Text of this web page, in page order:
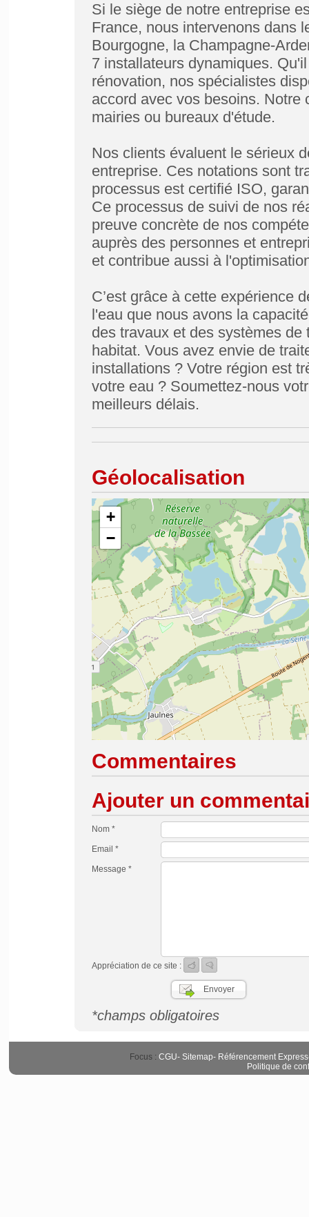
Si le siège de notre entreprise
France, nous intervenons dans
Bourgogne, la Champagne-
7 installateurs dynamiques.
rénovation, nos spécialistes
accord avec vos besoins. Notre
mairies ou bureaux d'étude.
Nos clients évaluent le sérieux
entreprise. Ces notations sont
processus est certifié ISO,
Ce processus de suivi de nos
preuve concrète de nos
auprès des personnes et
et contribue aussi à
C’est grâce à cette expérience
l'eau que nous avons la
des travaux et des systèmes
habitat. Vous avez envie de
installations ? Votre région est
votre eau ? Soumettez-nous
meilleurs délais.
Géolocalisation
+
−
Commentaires
Ajouter un
Nom *
Email *
Message *
Appréciation de ce site :
*champs obligatoires
Focus : CGU- Sitemap- Référencement Express
Politique de